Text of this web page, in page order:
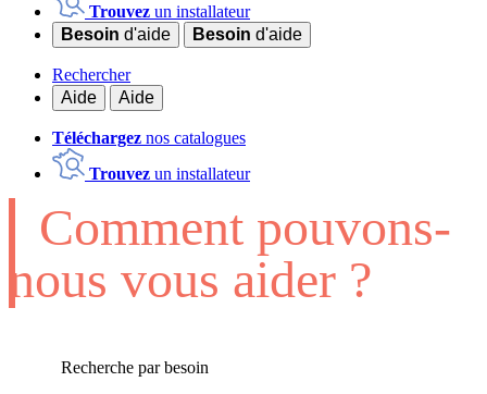
Trouvez un installateur
Besoin d'aide Besoin d'aide
Rechercher
Aide
Aide
Téléchargez nos catalogues
Trouvez un installateur
Comment pouvons-
nous vous aider ?
Recherche par besoin